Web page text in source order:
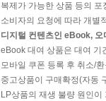
복제가 가능한 상품 등의
소비자의 요청에 따라 개별
디지털 컨텐츠인 eBook,
eBook 대여 상품은 대여 기
모바일 쿠폰 등록 후 취소/
중고상품이 구매확정(자동
LP상품의 재생 불량 원인